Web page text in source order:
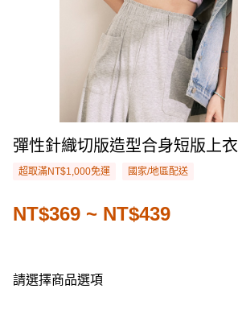
彈性針織切版造型合身短版上衣
超取滿NT$1,000免運 國家/地區配送
NT$369 ~ NT$439
請選擇商品選項